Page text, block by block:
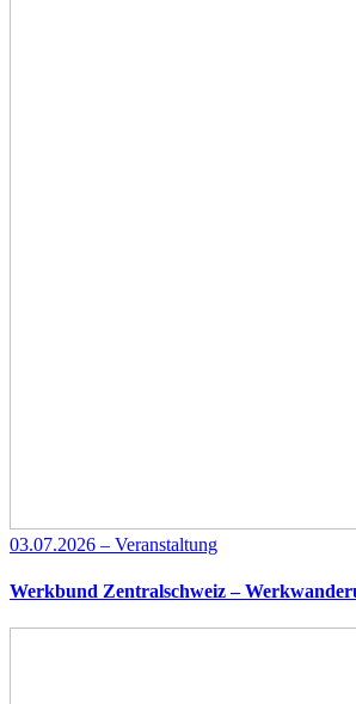
03.07.2026 – Veranstaltung
Werkbund Zentralschweiz –